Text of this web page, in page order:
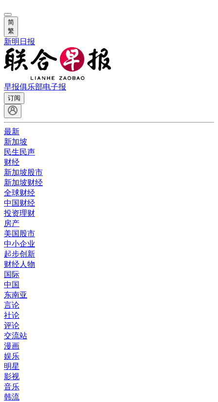
简
繁
新明日报
早报俱乐部电子报
订阅
最新
新加坡
民生民声
财经
新加坡股市
新加坡财经
全球财经
中国财经
投资理财
房产
美国股市
中小企业
起步创新
财经人物
国际
中国
东南亚
言论
社论
评论
交流站
漫画
娱乐
明星
影视
音乐
韩流